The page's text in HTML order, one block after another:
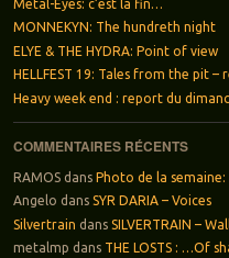
Metal-Eyes: c’est la fin…
MONNEKYN: The hundreth night
ELYE & THE HYDRA: Point of view
HELLFEST 19: Tales from the pit
Heavy week end : report du
COMMENTAIRES RÉCENTS
RAMOSdans Photo de la semaine:
Angelo dans SYR DARIA – Voices
Silvertrain dans SILVERTRAIN –
metalmp dans THE LOSTS : …Of